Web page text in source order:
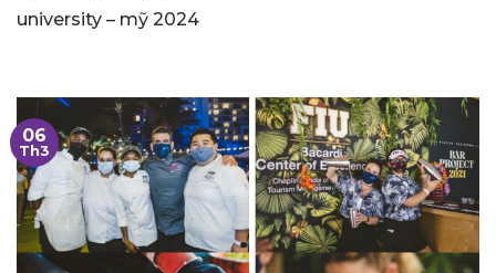
university – mỹ 2024
06
Th3